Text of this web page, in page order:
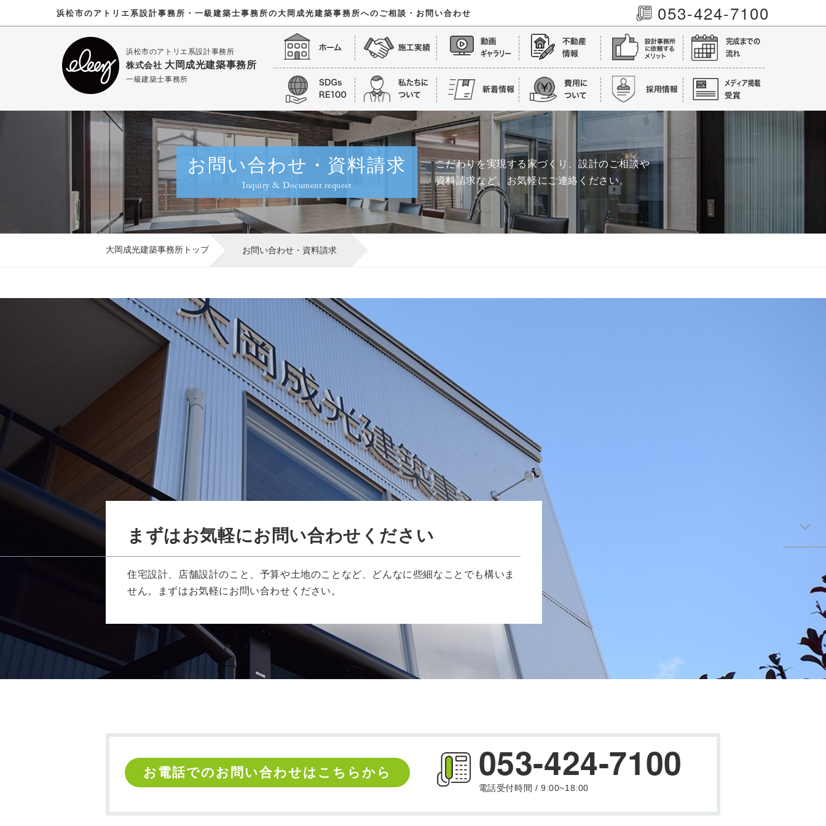
浜松市のアトリエ系設計事務所・一級建築士事務所の大 岡成光建築事務所へのご相談・お問い合わせ 053-424-7100
浜松市のアトリエ系設計事務所
株式会社 大岡成光建築事務所
一級建築士事務所
お問い合わせ・資料請求
Inquiry & Document request
こだわりを実現する家づくり、設計のご相談や
資料請求など、お気軽にご連絡ください。
大岡成光建築事務所トップ お問い合わせ・資料請求
まずはお気軽にお問い合わせください
住宅設計、店舗設計のこと、予算や土地のことなど、どんなに些細なことでも構いま
せん。まずはお気軽にお問い合わせください。
お電話でのお問い合わせはこちらから 053-424-7100
電話受付時間 / 9:00~18:00